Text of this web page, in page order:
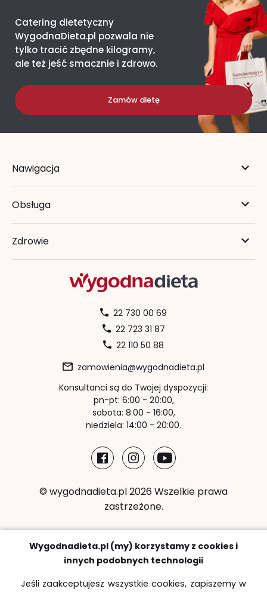
Catering dietetyczny
WygodnaDieta.pl pozwala nie
tylko tracić zbędne kilogramy,
ale też jeść smacznie i zdrowo.
Zamów dietę
Nawigacja
Obsługa
Zdrowie
22 730 00 69
22 723 31 87
22 110 50 88
zamowienia@wygodnadieta.pl
Konsultanci są do Twojej dyspozycji:
pn-pt: 6:00 - 20:00,
sobota: 8:00 - 16:00,
niedziela: 14:00 - 20:00.
© wygodnadieta.pl 2026 Wszelkie prawa
zastrzeżone.
Metody płatności:
Wygodnadieta.pl (my) korzystamy z cookies i
innych podobnych technologii
Jeśli zaakceptujesz wszystkie cookies, zapiszemy w